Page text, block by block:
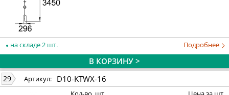
на складе 2 шт. Подробнее
В КОРЗИНУ >
29 Артикул: D10-KTWX-16